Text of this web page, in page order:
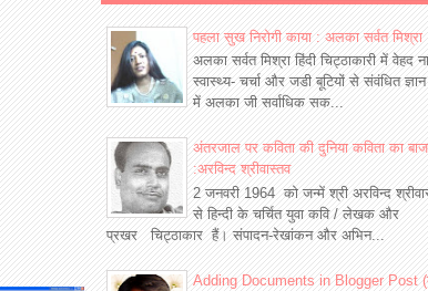
पहला सुख निरोगी काया : अलका सर्वत मिश्रा
अलका सर्वत मिश्रा हिंदी चिट्ठाकारी में वेहद
स्वास्थ्य- चर्चा और जडी बूटियों से संवंधित ज्ञान
में अलका जी सर्वाधिक सक...
अंतरजाल पर कविता की दुनिया कविता का
:अरविन्द श्रीवास्तव
2 जनवरी 1964 को जन्में श्री अरविन्द
से हिन्दी के चर्चित युवा कवि / लेखक और
प्रखर चिट्ठाकार हैं। संपादन-रेखांकन और अभिन...
Adding Documents in Blogger Post